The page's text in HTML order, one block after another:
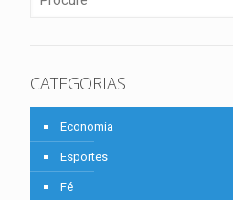
CATEGORIAS
Economia
Esportes
Fé